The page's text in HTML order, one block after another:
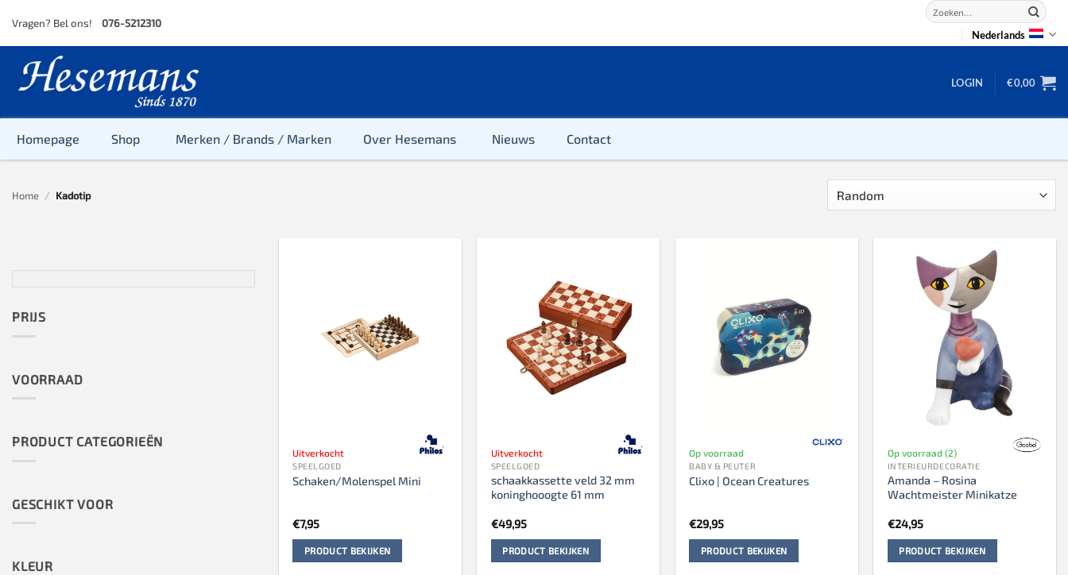
content
Vragen? Bel ons! 076-5212310
Zoeken
naar:
Nederlands
LOGIN €0,00
Homepage Shop Merken / Brands / Marken Over Hesemans Nieuws Contact
Home / Kadotip
PRIJS
VOORRAAD
PRODUCT CATEGORIEËN
GESCHIKT VOOR
KLEUR
Uitverkocht
SPEELGOED
Schaken/Molenspel Mini
€7,95
PRODUCT BEKIJKEN
Uitverkocht
SPEELGOED
schaakkassette veld 32 mm
koninghooogte 61 mm
€49,95
PRODUCT BEKIJKEN
Op voorraad
BABY & PEUTER
Clixo | Ocean Creatures
€29,95
PRODUCT BEKIJKEN
Op voorraad (2)
INTERIEURDECORATIE
Amanda – Rosina
Wachtmeister Minikatze
€24,95
PRODUCT BEKIJKEN